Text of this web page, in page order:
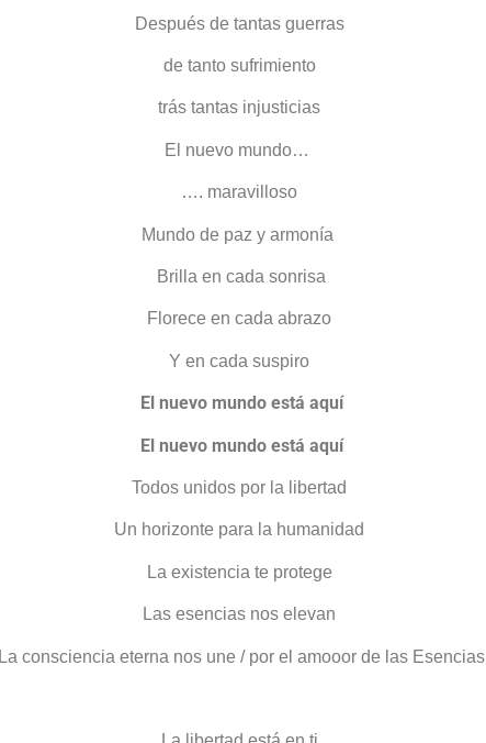
Después de tantas guerras
de tanto sufrimiento
trás tantas injusticias
El nuevo mundo…
…. maravilloso
Mundo de paz y armonía
Brilla en cada sonrisa
Florece en cada abrazo
Y en cada suspiro
El nuevo mundo está aquí
El nuevo mundo está aquí
Todos unidos por la libertad
Un horizonte para la humanidad
La existencia te protege
Las esencias nos elevan
La consciencia eterna nos une / por el amooor de las Esencias